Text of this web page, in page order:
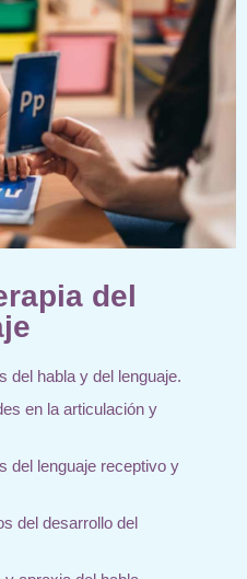
del
del habla y del lenguaje.
en la articulación y
del lenguaje receptivo y
del desarrollo del